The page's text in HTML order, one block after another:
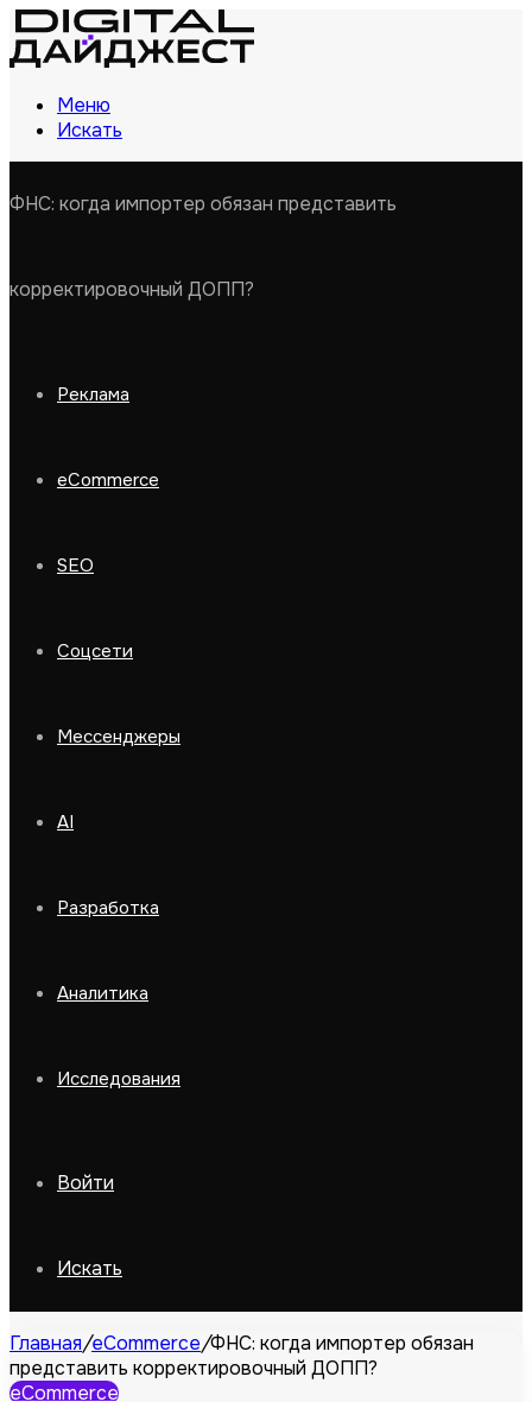
Меню
Искать
ФНС: когда импортер обязан представить
корректировочный ДОПП?
Реклама
eCommerce
SEO
Соцсети
Мессенджеры
AI
Разработка
Аналитика
Исследования
Войти
Искать
Главная/eCommerce/ФНС: когда импортер обязан
представить корректировочный ДОПП?
eCommerce